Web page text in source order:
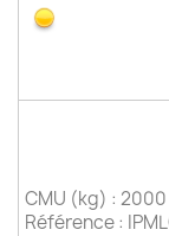
CMU (kg) : 2000
Référence :